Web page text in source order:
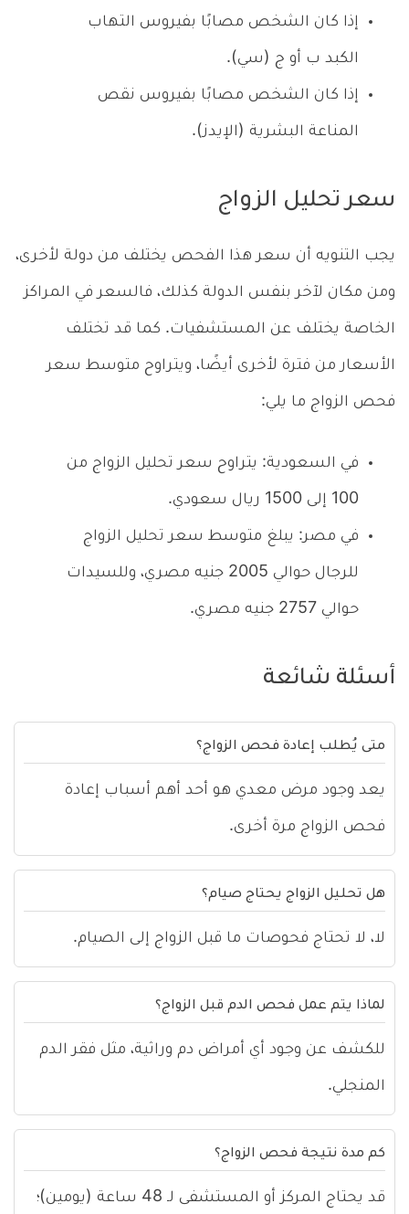
إذا كان الشخص مصابًا بفيروس التهاب
الكبد ب أو ج (سي).
إذا كان الشخص مصابًا بفيروس نقص
المناعة البشرية (الإيدز).
سعر تحليل الزواج
يجب التنويه أن سعر هذا الفحص يختلف من دولة لأخرى،
ومن مكان لآخر بنفس الدولة كذلك، فالسعر في المراكز
الخاصة يختلف عن المستشفيات. كما قد تختلف
الأسعار من فترة لأخرى أيضًا، ويتراوح متوسط سعر
فحص الزواج ما يلي:
في السعودية: يتراوح سعر تحليل الزواج من
100 إلى 1500 ريال سعودي.
في مصر: يبلغ متوسط سعر تحليل الزواج
للرجال حوالي 2005 جنيه مصري، وللسيدات
حوالي 2757 جنيه مصري.
أسئلة شائعة
متى يُطلب إعادة فحص الزواج؟
يعد وجود مرض معدي هو أحد أهم أسباب إعادة
فحص الزواج مرة أخرى.
هل تحليل الزواج يحتاج صيام؟
لا، لا تحتاج فحوصات ما قبل الزواج إلى الصيام.
لماذا يتم عمل فحص الدم قبل الزواج؟
للكشف عن وجود أي أمراض دم وراثية، مثل فقر الدم
المنجلي.
كم مدة نتيجة فحص الزواج؟
قد يحتاج المركز أو المستشفى لـ 48 ساعة (يومين)؛